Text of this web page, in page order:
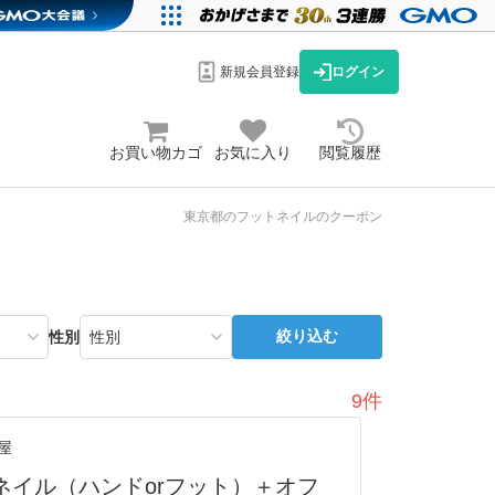
新規会員登録 ログイン
お買い物カゴ お気に入り 閲覧履歴
東京都のフットネイルのクーポン
性別 絞り込む
9件
イル（ハンドorフット）＋オフ